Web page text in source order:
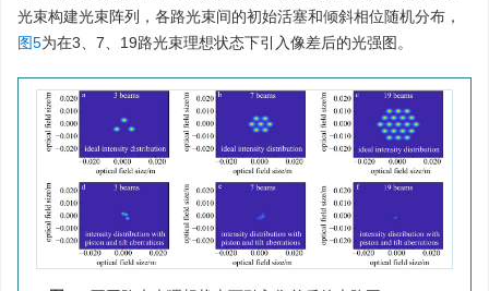
光束构建光束阵列，各路光束间的初始活塞和倾斜相位随机分布，
图5为在3、7、19路光束理想状态下引入像差后的光强图。